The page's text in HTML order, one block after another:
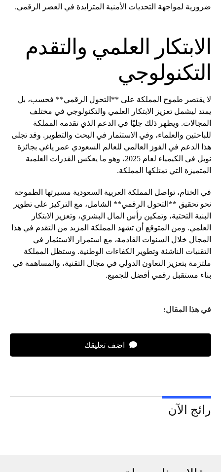
ضرورية لمواجهة التحديات الأمنية المتزايدة في العصر الرقمي.
الابتكار العلمي والتقدم
التكنولوجي
لا يقتصر طموح المملكة على **التحول الرقمي** فحسب، بل
يمتد ليشمل تعزيز الابتكار العلمي والتكنولوجي في مختلف
المجالات. ويظهر ذلك جليًا في الدعم الذي تقدمه المملكة
للباحثين والعلماء، وفي الاستثمار في البحث والتطوير. وقد تجلى
هذا الدعم في الفوز العالمي للعالم السعودي عمر ياغي بجائزة
نوبل في الكيمياء لعام 2025، وهو ما يعكس القدرات العلمية
المتميزة التي تمتلكها المملكة.
في الختام، تواصل المملكة العربية السعودية مسيرتها الطموحة
نحو تحقيق **التحول الرقمي** الشامل، مع التركيز على تطوير
البنية التحتية، وتمكين رأس المال البشري، وتعزيز الابتكار
العلمي. ومن المتوقع أن تشهد المملكة المزيد من التقدم في هذا
المجال خلال السنوات القادمة، مع استمرار الاستثمار في
التقنيات الناشئة وتطوير الكفاءات الوطنية. وستظل المملكة
ملتزمة بتعزيز التعاون الدولي في مجال التقنية، والمساهمة في
بناء مستقبل رقمي أفضل للجميع.
في هذا المقال:
اضف تعليقك
رائج الآن